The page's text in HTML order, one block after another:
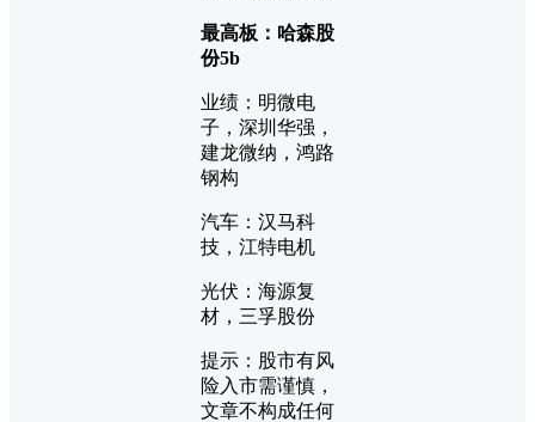
最高板：哈森股
份5b
业绩：明微电
子，深圳华强，
建龙微纳，鸿路
钢构
汽车：汉马科
技，江特电机
光伏：海源复
材，三孚股份
提示：股市有风
险入市需谨慎，
文章不构成任何